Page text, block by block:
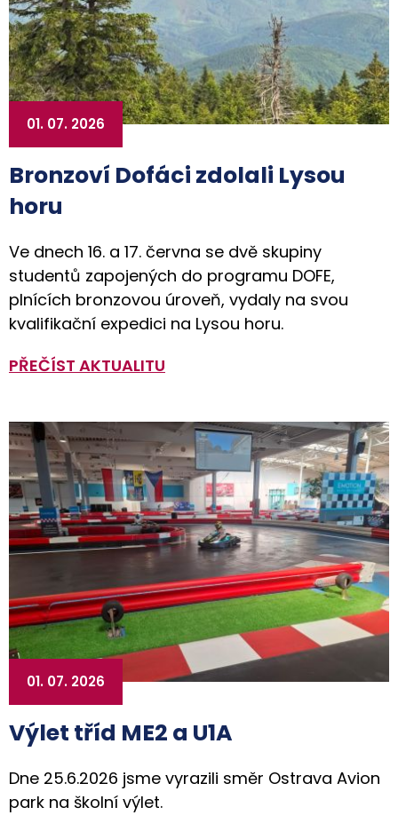
Bronzoví Dofáci zdolali Lysou
horu
01. 07. 2026
Ve dnech 16. a 17. června se dvě skupiny
studentů zapojených do programu DOFE,
plnících bronzovou úroveň, vydaly na svou
kvalifikační expedici na Lysou horu.
PŘEČÍST AKTUALITU
Výlet tříd ME2 a U1A
01. 07. 2026
Dne 25.6.2026 jsme vyrazili směr Ostrava Avion
park na školní výlet.